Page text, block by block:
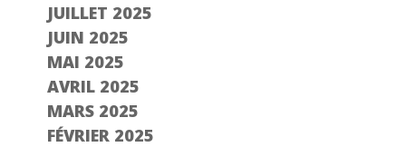
JUILLET 2025
JUIN 2025
MAI 2025
AVRIL 2025
MARS 2025
FÉVRIER 2025